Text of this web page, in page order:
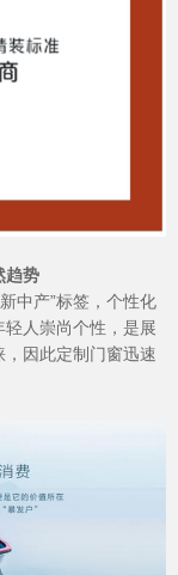
海外官网
趋势
中产”标签，个性化
人崇尚个性，是展
因此定制门窗迅速